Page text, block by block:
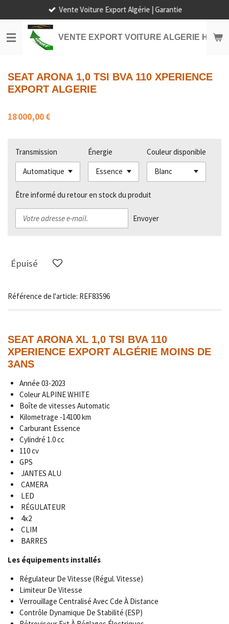
au
contenu
principal
VENTE EXPORT VOITURE ALGERIE HORS
Vente Voiture Export Algérie | Garantie
SEAT ARONA 1,0 TSI BVA 110 XPERIENCE
EXPORT ALGERIE
18 000,00 €
Transmission Énergie Couleur disponible
Être informé du retour en stock du produit
Envoyer
Épuisé
Référence de l'article: REF83596
SEAT ARONA XL 1,0 TSI BVA 110
XPERIENCE EXPORT ALGÉRIE MOINS DE
3ANS
Année 03-2023
Coleur ALPINE WHITE
Boîte de vitesses Automatic
Kilometrage -14100 km
Carburant Essence
Cylindré 1.0 cc
110 cv
GPS
JANTES ALU
CAMERA
LED
RÉGULATEUR
4x2
CLIM
BARRES
Les équipements installés
Régulateur De Vitesse (Régul. Vitesse)
Limiteur De Vitesse
Verrouillage Centralisé Avec Cde À Distance
Contrôle Dynamique De Stabilité (ESP)